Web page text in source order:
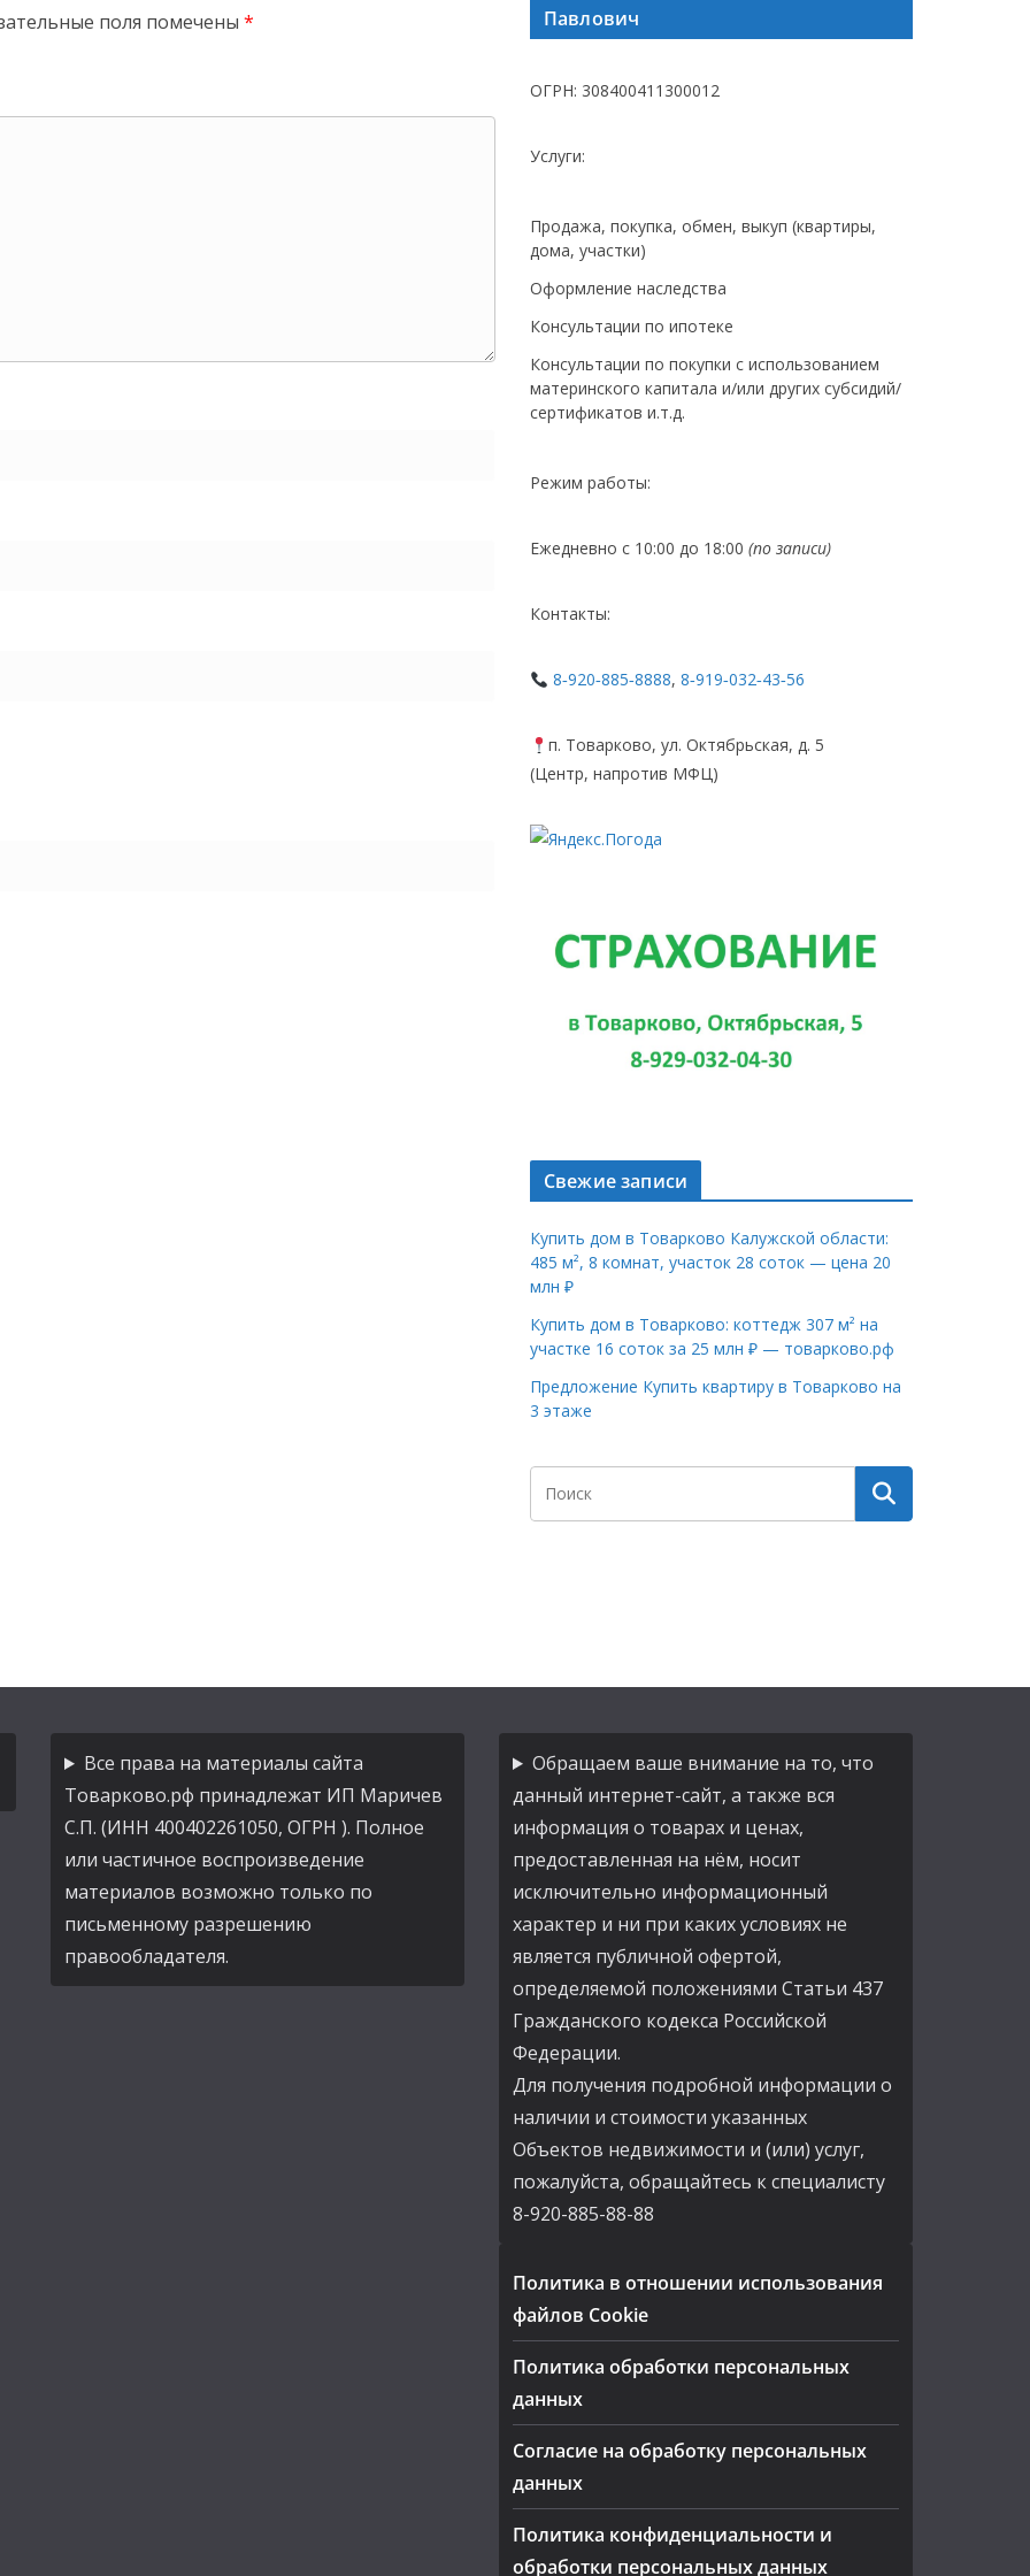
поля помечены * Павлович
ОГРН: 308400411300012
Услуги:
Продажа, покупка, обмен, выкуп (квартиры,
дома, участки)
Оформление наследства
Консультации по ипотеке
Консультации по покупки с использованием
материнского капитала и/или других субсидий/
сертификатов и.т.д.
Режим работы:
Ежедневно с 10:00 до 18:00 (по записи)
Контакты:
8‑920‑885‑8888, 8‑919‑032‑43‑56
п. Товарково, ул. Октябрьская, д. 5
(Центр, напротив МФЦ)
Свежие записи
Купить дом в Товарково Калужской области:
485 м², 8 комнат, участок 28 соток — цена 20
млн ₽
Купить дом в Товарково: коттедж 307 м² на
участке 16 соток за 25 млн ₽ — товарково.рф
Предложение Купить квартиру в Товарково на
3 этаже
Все права на материалы сайта
Товарково.рф принадлежат ИП Маричев
С.П. (ИНН 400402261050, ОГРН ). Полное
или частичное воспроизведение
материалов возможно только по
письменному разрешению
правообладателя.
Обращаем ваше внимание на то, что
данный интернет-сайт, а также вся
информация о товарах и ценах,
предоставленная на нём, носит
исключительно информационный
характер и ни при каких условиях не
является публичной офертой,
определяемой положениями Статьи 437
Гражданского кодекса Российской
Федерации.
Для получения подробной информации о
наличии и стоимости указанных
Объектов недвижимости и (или) услуг,
пожалуйста, обращайтесь к специалисту
8-920-885-88-88
Политика в отношении использования
файлов Cookie
Политика обработки персональных
данных
Согласие на обработку персональных
данных
Политика конфиденциальности и
обработки персональных данных